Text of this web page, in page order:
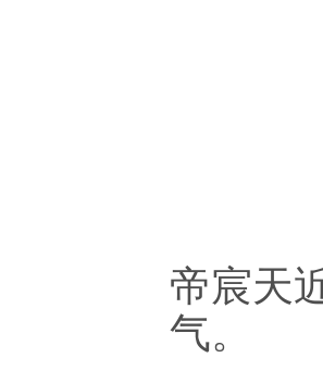
帝宸天
气。